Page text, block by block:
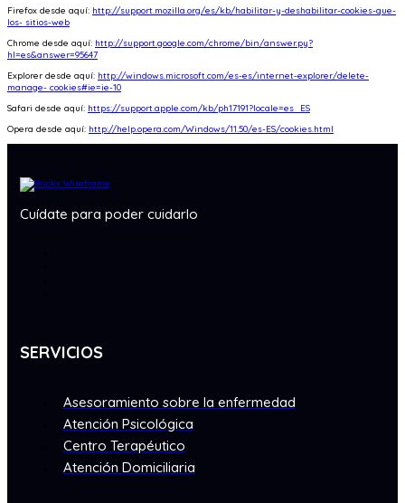
Firefox desde aquí: http://support.mozilla.org/es/kb/habilitar-y-deshabilitar-cookies-que-
los- sitios-web
Chrome desde aquí: http://support.google.com/chrome/bin/answer.py?
hl=es&answer=95647
Explorer desde aquí: http://windows.microsoft.com/es-es/internet-explorer/delete-
manage- cookies#ie=ie-10
Safari desde aquí: https://support.apple.com/kb/ph17191?locale=es_ES
Opera desde aquí: http://help.opera.com/Windows/11.50/es-ES/cookies.html
Cuídate para poder cuidarlo
SERVICIOS
Asesoramiento sobre la enfermedad
Atención Psicológica
Centro Terapéutico
Atención Domiciliaria